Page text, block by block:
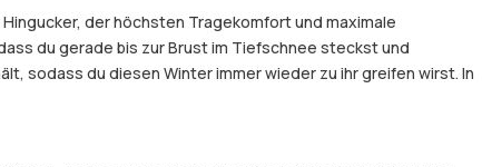
der höchsten Tragekomfort und maximale
du gerade bis zur Brust im Tiefschnee steckst und
sodass du diesen Winter immer wieder zu ihr greifen wirst. In